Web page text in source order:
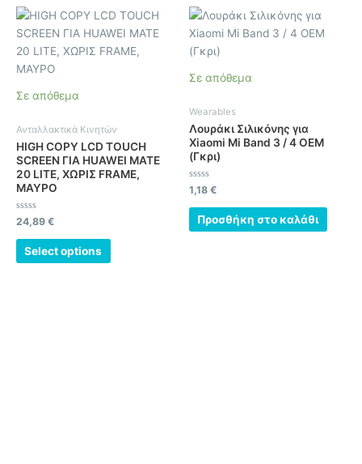
Σε απόθεμα
Ανταλλακτικά Κινητών
HIGH COPY LCD TOUCH
SCREEN ΓΙΑ HUAWEI MATE
20 LITE, ΧΩΡΙΣ FRAME,
ΜΑΥΡΟ
Βαθμολογήθηκε
με
0
από
24,89 €
Select options
Σε απόθεμα
Wearables
Λουράκι Σιλικόνης για
Xiaomi Mi Band 3 / 4 OEM
(Γκρι)
Βαθμολογήθηκε
με
0
από
1,18 €
Προσθήκη στο καλάθι